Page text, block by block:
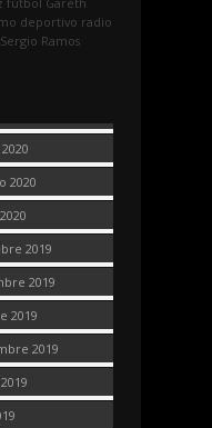
deportivo radio
Sergio Ramos
2020
2019
2019
2019
2019